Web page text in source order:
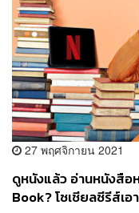
27 พฤศจิกายน 2021
ดูหนังแล้ว อ่านหนังสือ
Book? โซเชียลซีรีส์เ